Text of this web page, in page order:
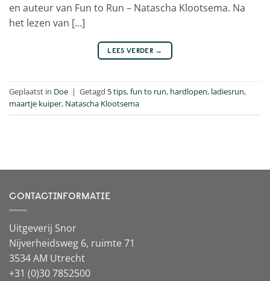
en auteur van Fun to Run – Natascha Klootsema. Na
het lezen van […]
LEES VERDER →
Geplaatst in Doe | Getagd 5 tips,fun to run, hardlopen, ladiesrun,
maartje kuiper, Natascha Klootsema
CONTACTINFORMATIE
Uitgeverij Snor
Nijverheidsweg 6, ruimte 71
3534 AM Utrecht
+31 (0)30 7852500